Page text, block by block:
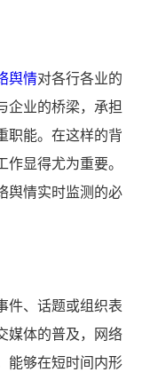
舆情对各行各业的
企业的桥梁，承担
职能。在这样的背
显得尤为重要。
舆情实时监测的必
件、话题或组织表
媒体的普及，网络
能够在短时间内形